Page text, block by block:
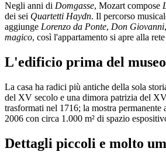
Negli anni di Domgasse, Mozart compose
dei sei Quartetti Haydn. Il percorso
aggiunge Lorenzo da Ponte, Don Giovanni
magico, così l'appartamento si apre alla
L'edificio prima del museo
La casa ha radici più antiche della sola
del XV secolo e una dimora patrizia del
trasformati nel 1716; la mostra
2006 con circa 1.000 m² di spazio
Dettagli piccoli e molto